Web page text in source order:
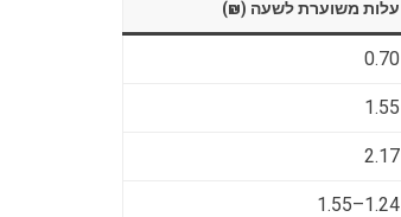
עלות משוערת לשעה (₪)
0.70
1.55
2.17
1.24–1.55